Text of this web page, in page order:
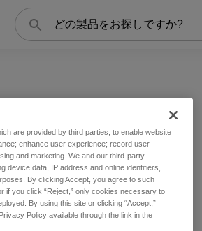
検
索
are provided by third parties, to enable website
enhance user experience; record user
and marketing. We and our third-party
device data, IP address and online identifiers,
By clicking Accept, you agree to such
if you click “Reject,” only cookies necessary to
By using this site or clicking “Accept,”
Policy available through the link in the